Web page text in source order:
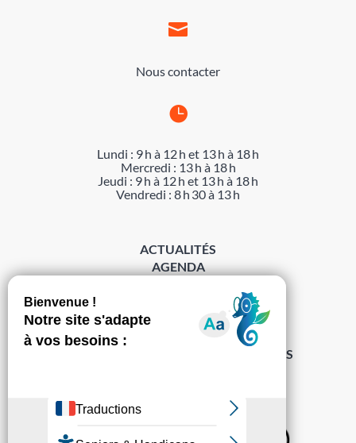

Nous contacter

Lundi : 9 h à 12 h et 13 h à 18 h
Mercredi : 13 h à 18 h
Jeudi : 9 h à 12 h et 13 h à 18 h
Vendredi : 8 h 30 à 13 h
ACTUALITÉS
AGENDA
MENTIONS LÉGALES
PROTECTION DES DONNÉES
POLITIQUE DE GESTION DES COOKIES